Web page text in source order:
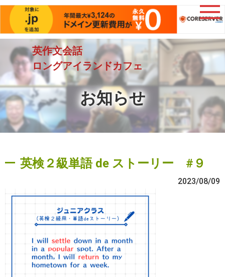
英作文会話
ロングアイランドカフェ
お知らせ
英検２級単語 de ストーリー #９
2023/08/09